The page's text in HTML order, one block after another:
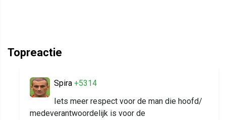
Topreactie
Spira +5314
Iets meer respect voor de man die hoofd/
medeverantwoordelijk is voor de